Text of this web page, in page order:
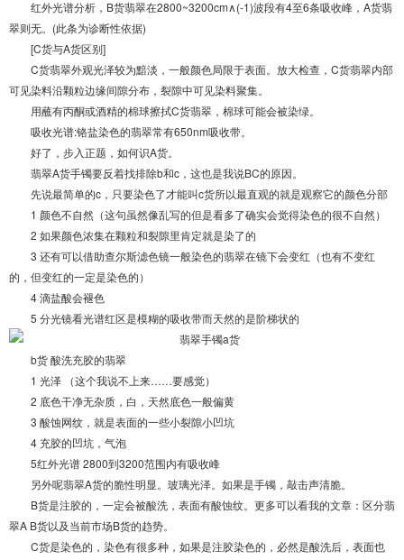
红外光谱分析，B货翡翠在2800~3200cm∧(-1)波段有4至6条吸收峰，A货翡
翠则无。(此条为诊断性依据)
[C货与A货区别]
C货翡翠外观光泽较为黯淡，一般颜色局限于表面。放大检查，C货翡翠内部
可见染料沿颗粒边缘间隙分布，裂隙中可见染料聚集。
用蘸有丙酮或酒精的棉球擦拭C货翡翠，棉球可能会被染绿。
吸收光谱:铬盐染色的翡翠常有650nm吸收带。
好了，步入正题，如何识A货。
翡翠A货手镯要反着找排除b和c，这也是我说BC的原因。
先说最简单的c，只要染色了才能叫c货所以最直观的就是观察它的颜色分部
1 颜色不自然（这句虽然像乱写的但是看多了确实会觉得染色的很不自然）
2 如果颜色浓集在颗粒和裂隙里肯定就是染了的
3 还有可以借助查尔斯滤色镜一般染色的翡翠在镜下会变红（也有不变红
的，但变红的一定是染色的）
4 滴盐酸会褪色
5 分光镜看光谱红区是模糊的吸收带而天然的是阶梯状的
b货 酸洗充胶的翡翠
1 光泽 （这个我说不上来……要感觉）
2 底色干净无杂质，白，天然底色一般偏黄
3 酸蚀网纹，就是表面的一些小裂隙小凹坑
4 充胶的凹坑，气泡
5红外光谱 2800到3200范围内有吸收峰
另外呢翡翠A货的脆性明显。玻璃光泽。如果是手镯，敲击声清脆。
B货是注胶的，一定会被酸洗，表面有酸蚀纹。更多可以看我的文章：区分翡
翠A B货以及当前市场B货的趋势。
C货是染色的，染色有很多种，如果是注胶染色的，必然是酸洗后，表面也